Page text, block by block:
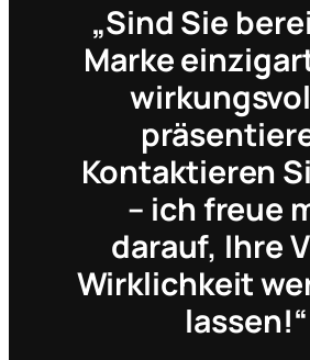
„Sind Sie
Marke
Kontaktieren
– ich freue
darauf, Ihre
Wirklichkeit
lassen!“